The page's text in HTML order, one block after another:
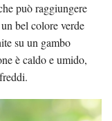
può raggiungere
bel colore verde
su un gambo
è caldo e umido,